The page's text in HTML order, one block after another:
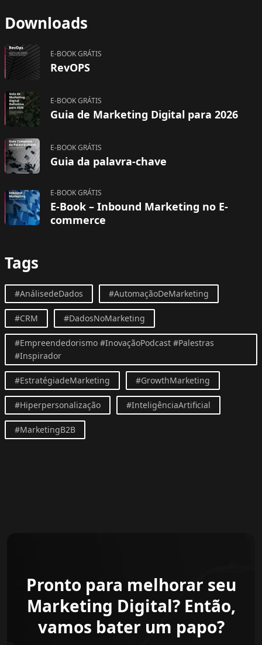
Downloads
E-BOOK GRÁTIS
RevOPS
E-BOOK GRÁTIS
Guia de Marketing Digital para 2026
E-BOOK GRÁTIS
Guia da palavra-chave
E-BOOK GRÁTIS
E-Book – Inbound Marketing no E-
commerce
Tags
#AnálisedeDados #AutomaçãoDeMarketing
#CRM #DadosNoMarketing
#Empreendedorismo #InovaçãoPodcast #Palestras
#Inspirador
#EstratégiadeMarketing #GrowthMarketing
#Hiperpersonalização #InteligênciaArtificial
#MarketingB2B
Pronto para melhorar seu
Marketing Digital? Então,
vamos bater um papo?